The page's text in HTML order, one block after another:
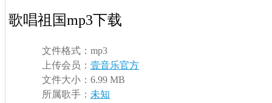
歌唱祖国mp3下载
文件格式： mp3
上传会员： 壹音乐官方
文件大小： 6.99 MB
所属歌手： 未知